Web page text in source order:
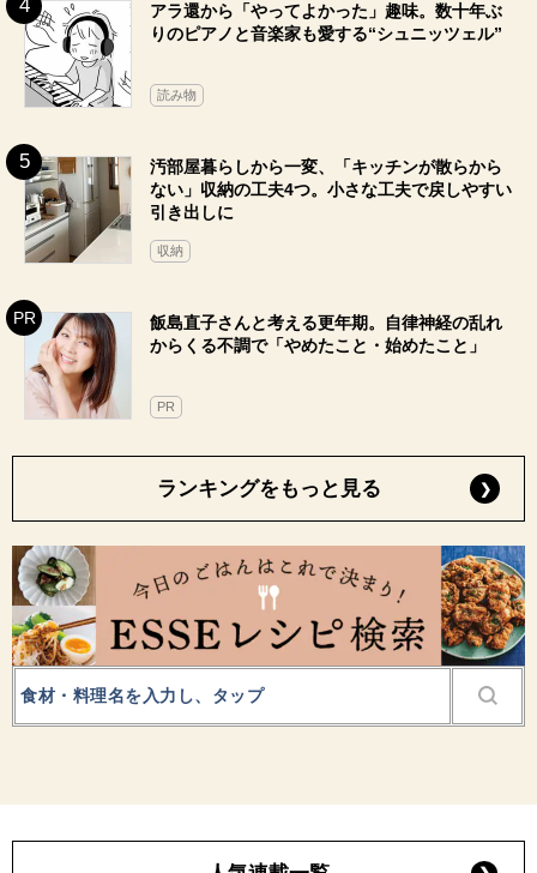
アラ還から「やってよかった」趣味。数十年ぶ
りのピアノと音楽家も愛する“シュニッツェル”
読み物
汚部屋暮らしから一変、「キッチンが散らから
ない」収納の工夫4つ。小さな工夫で戻しやすい
引き出しに
収納
飯島直子さんと考える更年期。自律神経の乱れ
からくる不調で「やめたこと・始めたこと」
PR
ランキングをもっと見る